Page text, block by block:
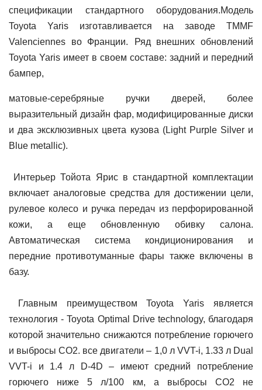
спецификации стандартного оборудования.Модель
Toyota Yaris изготавливается на заводе TMMF
Valenciennes во Франции.
Ряд внешних обновлений
Toyota Yaris имеет в своем составе: задний и передний
бампер,
матовые-серебряные ручки дверей, более
выразительный дизайн фар, модифицированные диски
и два эксклюзивных цвета кузова (Light Purple Silver и
Blue metallic).
Интерьер Тойота Ярис в стандартной комплектации
включает аналоговые средства для достижении цели,
рулевое колесо и ручка передач из перфорированной
кожи, а еще обновленную обивку салона.
Автоматическая система кондиционирования и
передние противотуманные фары также включены в
базу.
Главным преимуществом Toyota Yaris является
технология - Toyota Optimal Drive technology, благодаря
которой значительно снижаются потребление горючего
и выбросы CO2. все двигатели – 1,0 л VVT-i, 1.33 л Dual
VVT-i и 1.4 л D-4D – имеют средний потребление
горючего ниже 5 л/100 км, а выбросы CO2 не